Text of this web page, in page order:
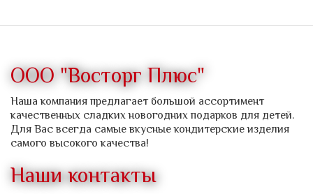
ООО "Восторг Плюс"
Наша компания предлагает большой ассортимент
качественных сладких новогодних подарков для детей.
Для Вас всегда самые вкусные кондитерские изделия
самого высокого качества!
Наши контакты